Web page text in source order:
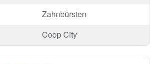
Zahnbürsten
Coop City